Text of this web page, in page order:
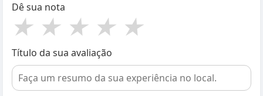
Dê sua nota
★ ★ ★ ★ ★
Título da sua avaliação